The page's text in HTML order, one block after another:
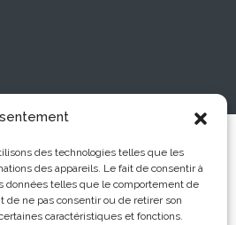
des technologies telles que les
des appareils. Le fait de consentir à
données telles que le comportement de
de ne pas consentir ou de retirer son
caractéristiques et fonctions.